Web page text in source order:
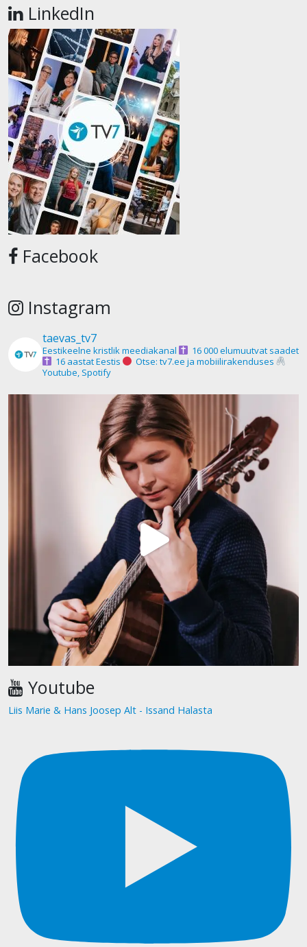
LinkedIn
Facebook
Instagram
taevas_tv7
Eestikeelne kristlik meediakanal
16 000 elumuutvat saadet
16 aastat Eestis
Otse: tv7.ee ja mobiilirakenduses
Youtube, Spotify
Youtube
Liis Marie & Hans Joosep Alt - Issand Halasta